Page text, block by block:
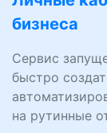
бизнеса
Сервис
быстро
на рутинные